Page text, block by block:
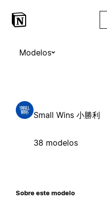
Modelos
Small Wins 小勝利
38 modelos
Sobre este modelo